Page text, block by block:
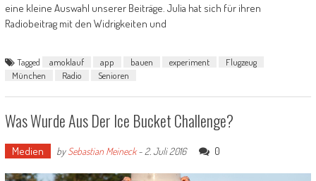
eine kleine Auswahl unserer Beiträge. Julia hat sich für ihren
Radiobeitrag mit den Widrigkeiten und
Tagged amoklauf app bauen experiment
Flugzeug
München
Radio Senioren
Was Wurde Aus Der Ice Bucket Challenge?
Medien bySebastian Meineck- 2. Juli 2016 0